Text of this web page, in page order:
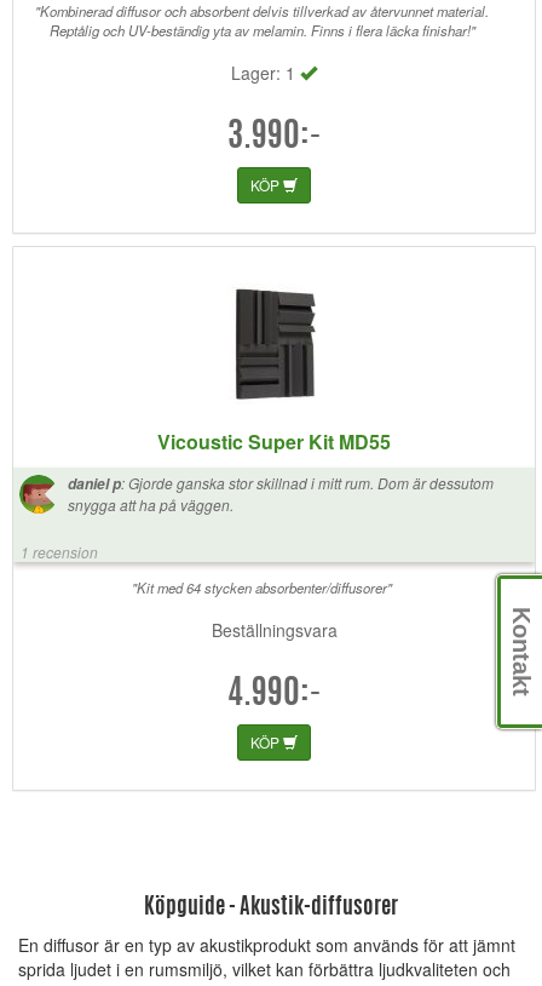
"Kombinerad diffusor och absorbent delvis tillverkad av återvunnet material.
Reptålig och UV-beständig yta av melamin. Finns i flera läcka finishar!"
Lager: 1
3.990:-
KÖP
Vicoustic Super Kit MD55
daniel p:Gjorde ganska stor skillnad i mitt rum. Dom är dessutom
snygga att ha på väggen.
1 recension
"Kit med 64 stycken absorbenter/diffusorer"
Beställningsvara
4.990:-
KÖP
Köpguide - Akustik-diffusorer
En diffusor är en typ av akustikprodukt som används för att jämnt
sprida ljudet i en rumsmiljö, vilket kan förbättra ljudkvaliteten och
Kontakt